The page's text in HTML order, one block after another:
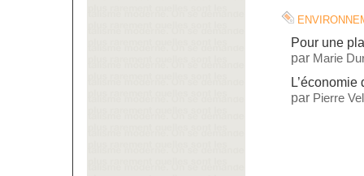
Pour une
par Marie
L’économie
par Pierre